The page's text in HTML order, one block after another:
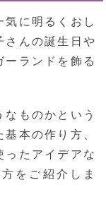
気に明るくおし
さんの誕生日や
ランドを飾る
ものかという
本の作り方、
ったアイデアな
をご紹介しま